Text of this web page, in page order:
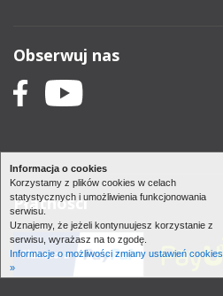
Informacja o cookies
Korzystamy z plików cookies w celach
statystycznych i umożliwienia funkcjonowania
serwisu.
Uznajemy, że jeżeli kontynuujesz korzystanie z
serwisu, wyrażasz na to zgodę.
Informacje o możliwości zmiany ustawień cookies
»
Obserwuj nas
Płatności